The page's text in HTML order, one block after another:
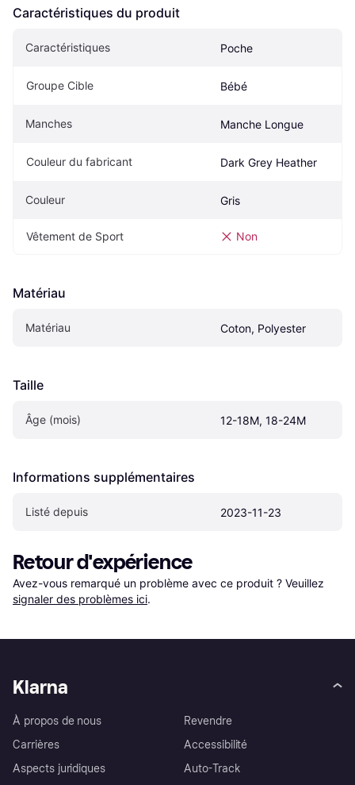
Caractéristiques du produit
Caractéristiques Poche
Groupe Cible Bébé
Manches Manche Longue
Couleur du fabricant Dark Grey Heather
Couleur Gris
Vêtement de Sport Non
Matériau
Matériau Coton, Polyester
Taille
Âge (mois) 12-18M, 18-24M
Informations supplémentaires
Listé depuis 2023-11-23
Retour d'expérience
Avez-vous remarqué un problème avec ce produit ? Veuillez
signaler des problèmes ici.
Klarna
À propos de nous
Carrières
Aspects juridiques
Revendre
Accessibilité
Auto-Track